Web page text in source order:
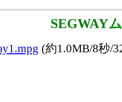
SEGWAY
(約1.0MB/8秒/